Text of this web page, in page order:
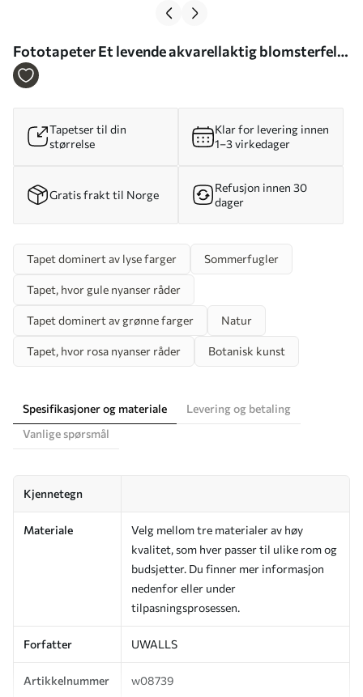
Fototapeter Et levende akvarellaktig blomsterfelt
med oransje og gule blomster og en sommerfugl
Tapetser til din
størrelse
Klar for levering innen
1–3 virkedager
Gratis frakt til Norge
Refusjon innen 30
dager
Tapet dominert av lyse farger Sommerfugler
Tapet, hvor gule nyanser råder
Tapet dominert av grønne farger Natur
Tapet, hvor rosa nyanser råder Botanisk kunst
Spesifikasjoner og materiale
Levering og betaling
Vanlige spørsmål
Kjennetegn
Materiale
Velg mellom tre materialer av høy
kvalitet, som hver passer til ulike rom og
budsjetter. Du finner mer informasjon
nedenfor eller under
tilpasningsprosessen.
Forfatter UWALLS
Artikkelnummer w08739